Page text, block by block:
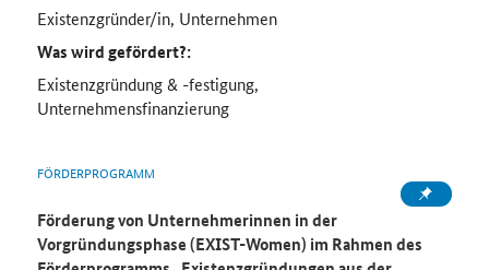
Existenzgründer/in, Unternehmen
Was wird gefördert?:
Existenzgründung & -festigung,
Unternehmensfinanzierung
FÖRDERPROGRAMM
Förderung von Unternehmerinnen in der
Vorgründungsphase (EXIST-Women) im Rahmen des